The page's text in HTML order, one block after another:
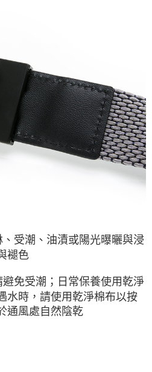
受潮、油漬或陽光曝曬與浸
褪色
免受潮；日常保養使用乾淨
水時，請使用乾淨棉布以按
通風處自然陰乾